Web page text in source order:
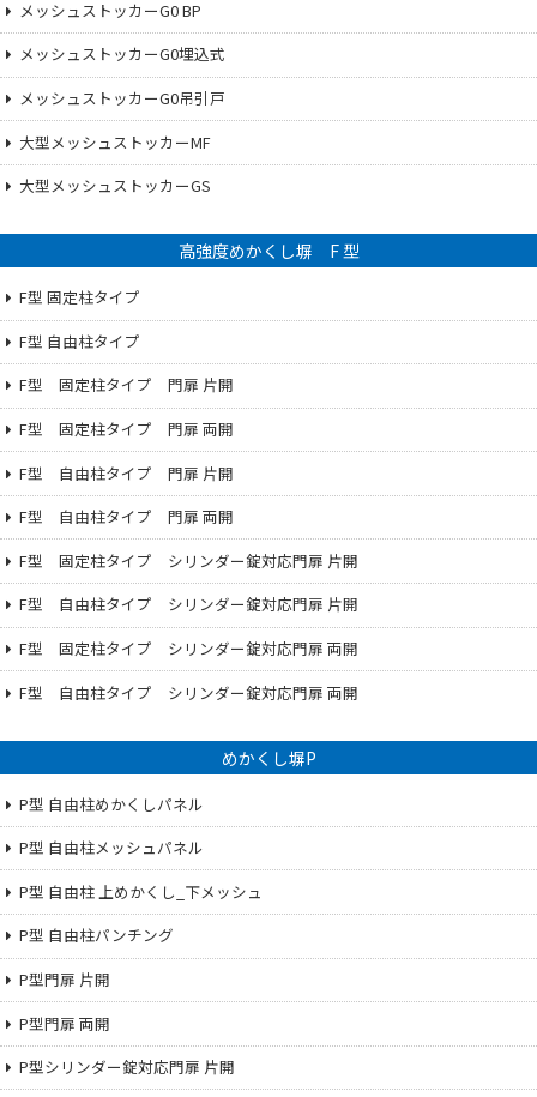
メッシュストッカーG0 BP
メッシュストッカーG0埋込式
メッシュストッカーG0吊引戸
大型メッシュストッカーMF
大型メッシュストッカーGS
高強度めかくし塀 F 型
F型 固定柱タイプ
F型 自由柱タイプ
F型 固定柱タイプ 門扉 片開
F型 固定柱タイプ 門扉 両開
F型 自由柱タイプ 門扉 片開
F型 自由柱タイプ 門扉 両開
F型 固定柱タイプ シリンダー錠対応門扉 片開
F型 自由柱タイプ シリンダー錠対応門扉 片開
F型 固定柱タイプ シリンダー錠対応門扉 両開
F型 自由柱タイプ シリンダー錠対応門扉 両開
めかくし塀P
P型 自由柱めかくしパネル
P型 自由柱メッシュパネル
P型 自由柱 上めかくし_下メッシュ
P型 自由柱パンチング
P型門扉 片開
P型門扉 両開
P型シリンダー錠対応門扉 片開